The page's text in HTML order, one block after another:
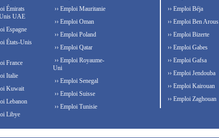
Émirats
UAE
Espagne
États-Unis
France
Italie
Kuwait
Lebanon
Libye
›› Emploi Mauritanie
›› Emploi Oman
›› Emploi Poland
›› Emploi Qatar
›› Emploi Royaume-
Uni
›› Emploi Senegal
›› Emploi Suisse
›› Emploi Tunisie
›› Emploi Béja
›› Emploi Ben Arous
›› Emploi Bizerte
›› Emploi Gabes
›› Emploi Gafsa
›› Emploi Jendouba
›› Emploi Kairouan
›› Emploi Zaghouan